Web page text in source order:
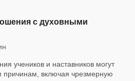
с духовными
учеников и наставников могут
причинам, включая чрезмерную